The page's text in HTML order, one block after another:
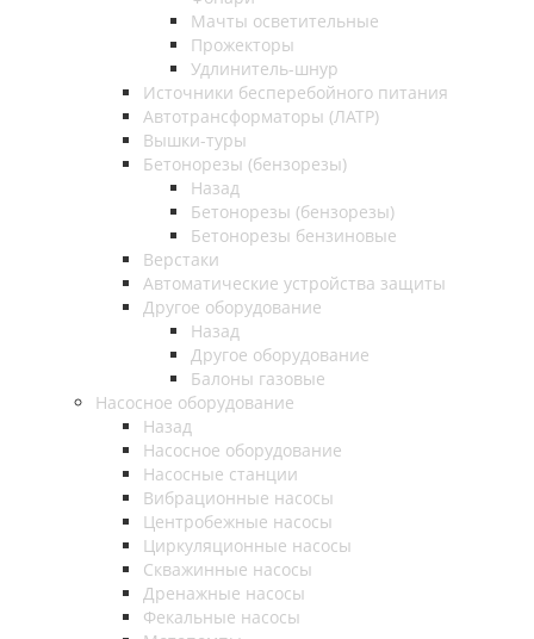
Мачты осветительные
Прожекторы
Удлинитель-шнур
Источники бесперебойного питания
Автотрансформаторы (ЛАТР)
Вышки-туры
Бетонорезы (бензорезы)
Назад
Бетонорезы (бензорезы)
Бетонорезы бензиновые
Верстаки
Автоматические устройства защиты
Другое оборудование
Назад
Другое оборудование
Балоны газовые
Насосное оборудование
Назад
Насосное оборудование
Насосные станции
Вибрационные насосы
Центробежные насосы
Циркуляционные насосы
Скважинные насосы
Дренажные насосы
Фекальные насосы